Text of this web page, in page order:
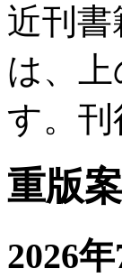
近刊
は、上
す。
重版
2026